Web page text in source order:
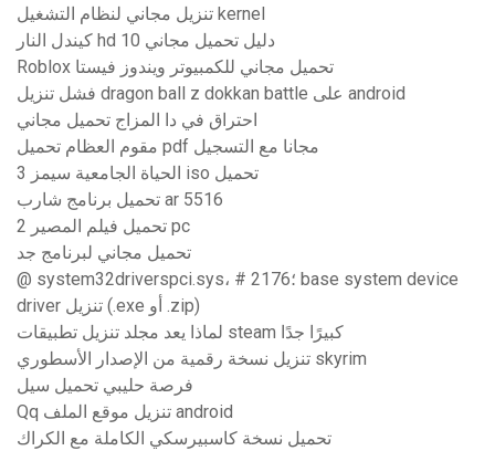
تنزيل مجاني لنظام التشغيل kernel
كيندل النار hd 10 دليل تحميل مجاني
Roblox تحميل مجاني للكمبيوتر ويندوز فيستا
فشل تنزيل dragon ball z dokkan battle على android
احتراق في دا المزاج تحميل مجاني
مقوم العظام تحميل pdf مجانا مع التسجيل
الحياة الجامعية سيمز 3 iso تحميل
تحميل برنامج شارب ar 5516
تحميل فيلم المصير 2 pc
تحميل مجاني لبرنامج جد
@ system32driverspci.sys، # 2176؛ base system device
driver تنزيل (.exe أو .zip)
لماذا يعد مجلد تنزيل تطبيقات steam كبيرًا جدًا
تنزيل نسخة رقمية من الإصدار الأسطوري skyrim
فرصة حليبي تحميل سيل
Qq تنزيل موقع الملف android
تحميل نسخة كاسبيرسكي الكاملة مع الكراك